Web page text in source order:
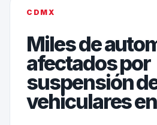
CDMX
Miles de
afectados por
suspensión
vehiculares